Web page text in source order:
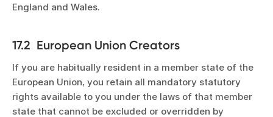
England and Wales.
17.2 European Union Creators
If you are habitually resident in a member state of the
European Union, you retain all mandatory statutory
rights available to you under the laws of that member
state that cannot be excluded or overridden by